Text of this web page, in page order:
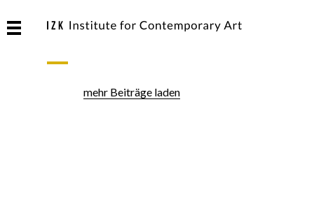
mehr Beiträge laden